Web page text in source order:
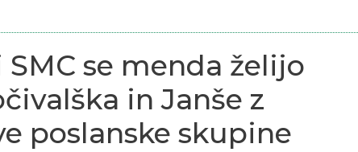
se menda želijo
in Janše z
poslanske skupine